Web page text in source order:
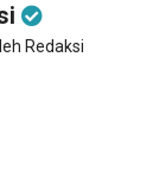
Redaksi